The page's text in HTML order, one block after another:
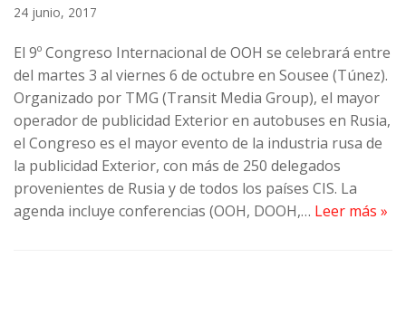
24 junio, 2017
El 9º Congreso Internacional de OOH se celebrará entre
del martes 3 al viernes 6 de octubre en Sousee (Túnez).
Organizado por TMG (Transit Media Group), el mayor
operador de publicidad Exterior en autobuses en Rusia,
el Congreso es el mayor evento de la industria rusa de
la publicidad Exterior, con más de 250 delegados
provenientes de Rusia y de todos los países CIS. La
agenda incluye conferencias (OOH, DOOH,… Leer más »